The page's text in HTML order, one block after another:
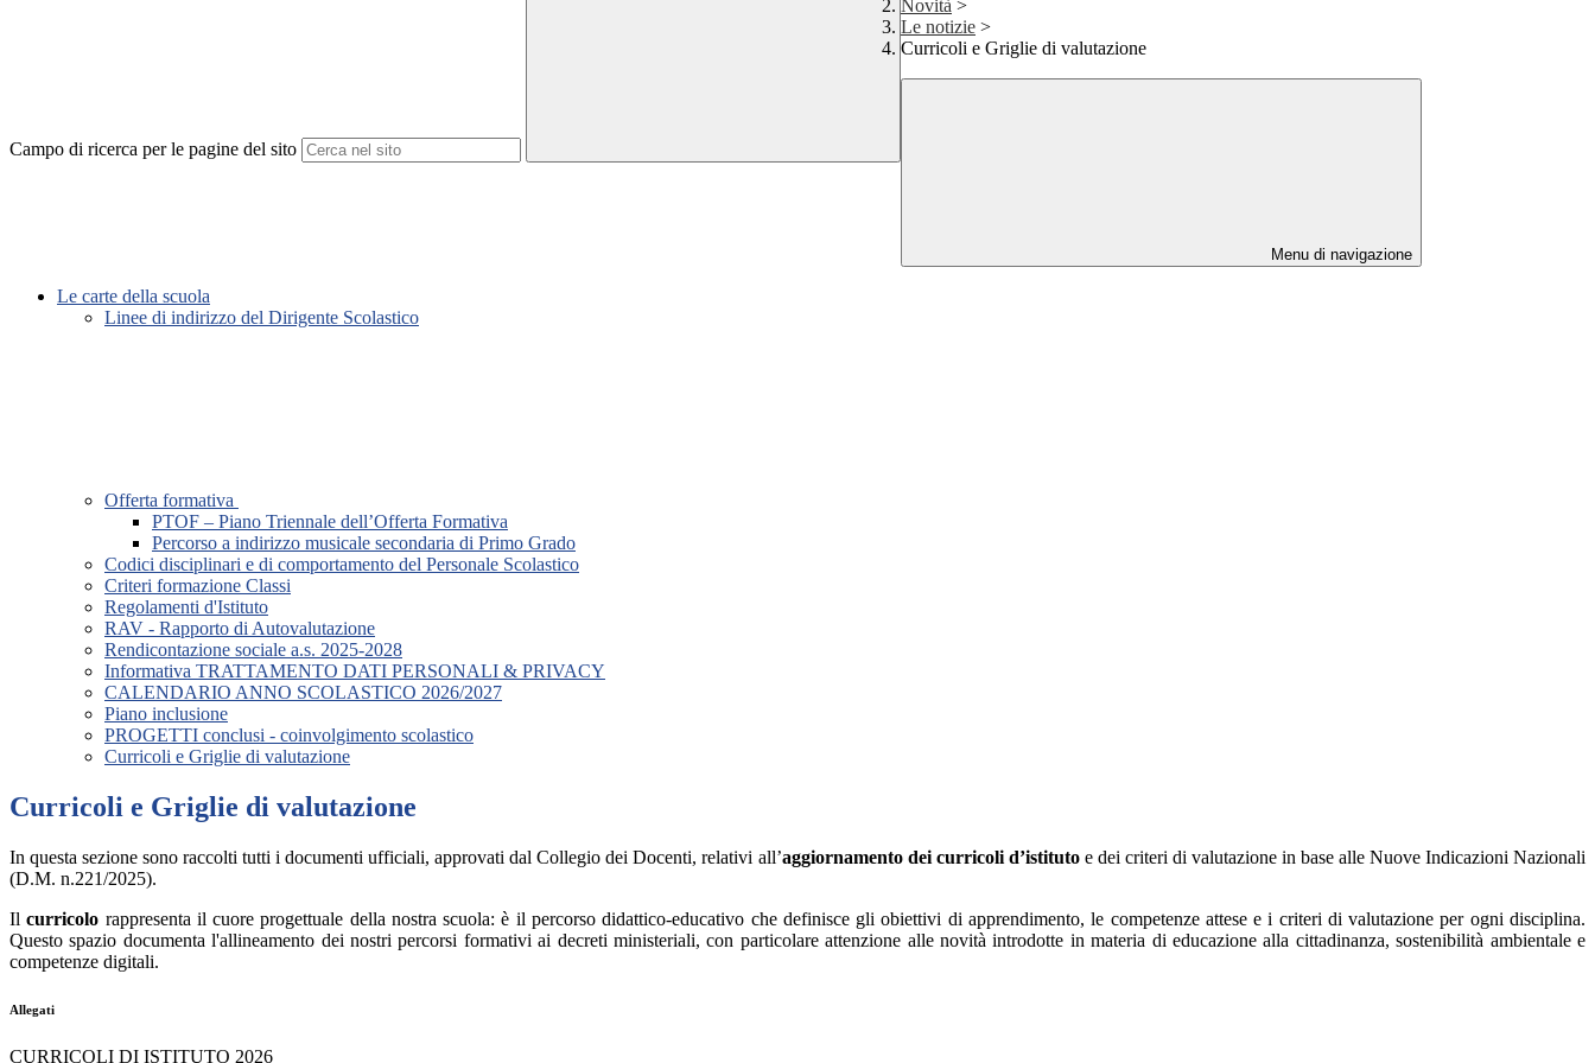
Campo di ricerca per le pagine del sito
Novità >
Le notizie >
Curricoli e Griglie di valutazione
Menu di navigazione
Le carte della scuola
Linee di indirizzo del Dirigente Scolastico
Offerta formativa
PTOF – Piano Triennale dell’Offerta Formativa
Percorso a indirizzo musicale secondaria di Primo Grado
Codici disciplinari e di comportamento del Personale Scolastico
Criteri formazione Classi
Regolamenti d'Istituto
RAV - Rapporto di Autovalutazione
Rendicontazione sociale a.s. 2025-2028
Informativa TRATTAMENTO DATI PERSONALI & PRIVACY
CALENDARIO ANNO SCOLASTICO 2026/2027
Piano inclusione
PROGETTI conclusi - coinvolgimento scolastico
Curricoli e Griglie di valutazione
Curricoli e Griglie di valutazione
In questa sezione sono raccolti tutti i documenti ufficiali, approvati dal Collegio dei Docenti, relativi all’aggiornamento dei curricoli d’istitutoe dei criteri di valutazione in base alle Nuove Indicazioni Nazionali
(D.M. n.221/2025).
Ilcurricolo rappresenta il cuore progettuale della nostra scuola: è il percorso didattico-educativo che definisce gli obiettivi di apprendimento, le competenze attese e i criteri di valutazione per ogni disciplina.
Questo spazio documenta l'allineamento dei nostri percorsi formativi ai decreti ministeriali, con particolare attenzione alle novità introdotte in materia di educazione alla cittadinanza, sostenibilità ambientale e
competenze digitali.
Allegati
CURRICOLI DI ISTITUTO 2026